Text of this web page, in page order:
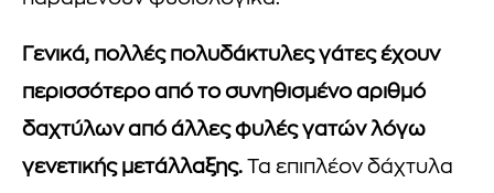
Γενικά, πολλές πολυδάκτυλες γάτες έχουν
περισσότερο από το συνηθισμένο αριθμό
δαχτύλων από άλλες φυλές γατών λόγω
γενετικής μετάλλαξης. Τα επιπλέον δάχτυλα